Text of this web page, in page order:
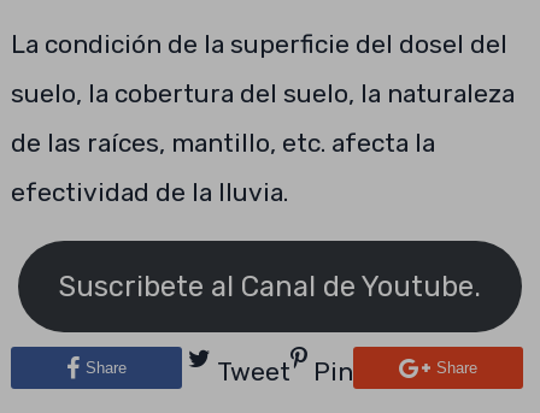
La condición de la superficie del dosel del
suelo, la cobertura del suelo, la naturaleza
de las raíces, mantillo, etc. afecta la
efectividad de la lluvia.
Suscribete al Canal de Youtube.
Share Tweet Pin Share